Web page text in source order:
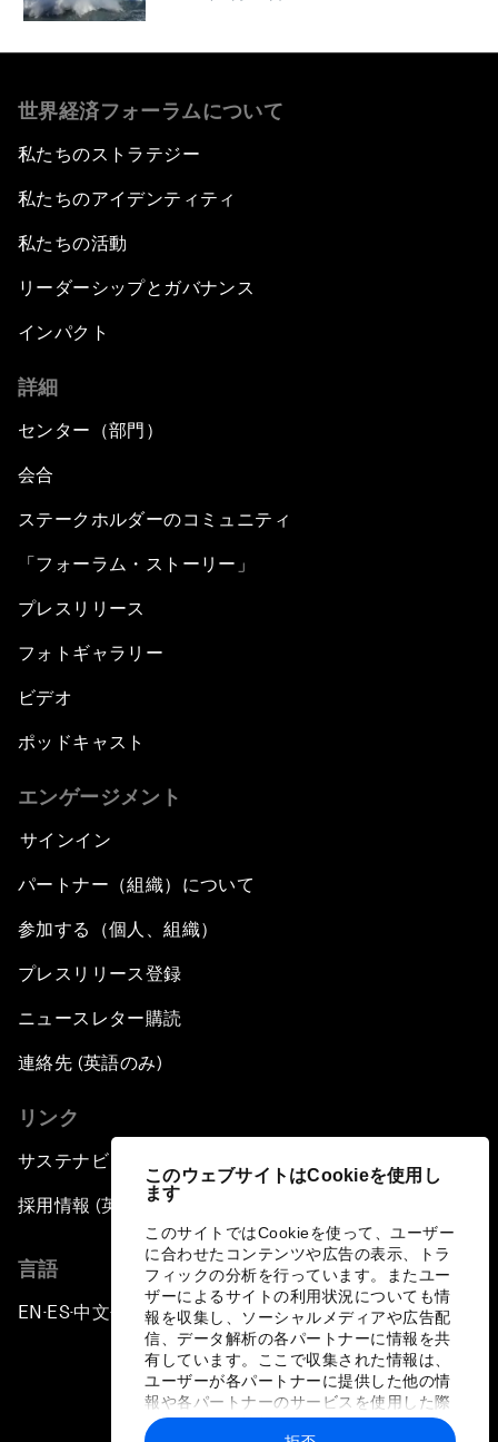
このウェブサイトはCookieを使用し
ます
このサイトではCookieを使って、ユーザー
に合わせたコンテンツや広告の表示、トラ
フィックの分析を行っています。またユー
ザーによるサイトの利用状況についても情
報を収集し、ソーシャルメディアや広告配
信、データ解析の各パートナーに情報を共
有しています。ここで収集された情報は、
ユーザーが各パートナーに提供した他の情
報や各パートナーのサービスを使用した際
に収集された情報と組み合わされ、各パー
世界経済フォーラムについて
私たちのストラテジー
私たちのアイデンティティ
私たちの活動
リーダーシップとガバナンス
インパクト
詳細
センター（部門）
会合
ステークホルダーのコミュニティ
「フォーラム・ストーリー」
プレスリリース
フォトギャラリー
ビデオ
ポッドキャスト
エンゲージメント
サインイン
パートナー（組織）について
参加する（個人、組織）
プレスリリース登録
ニュースレター購読
連絡先 (英語のみ)
リンク
サステナビリティへの取り組み
採用情報 (英語のみ)
言語
EN ▪ES▪中文▪ 日本語